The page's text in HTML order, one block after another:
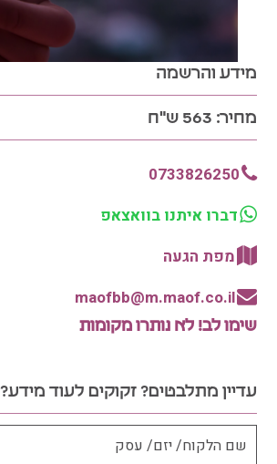
מידע והרשמה
מחיר: 563 ש"ח
0733826250
דברו איתנו בוואצאפ
מפת הגעה
maofbb@m.maof.co.il
שימו לב! לא נותרו מקומות
עדיין מתלבטים? זקוקים לעוד מידע?